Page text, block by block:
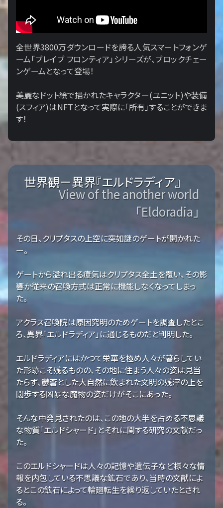
全世界3800万ダウンロードを誇る人気スマートフォンゲ
ーム「ブレイブ フロンティア」シリーズが、ブロックチェー
ンゲームとなって登場！
美麗なドット絵で描かれたキャラクター(ユニット)や装備
(スフィア)はNFTとなって実際に「所有」することができま
す！
世界観－異界『エルドラディア』
View of the another world
「Eldoradia」
その日、クリプタスの上空に突如謎のゲートが開かれた
ー。
ゲートから溢れ出る瘴気はクリプタス全土を覆い、その影
響か従来の召喚方式は正常に機能しなくなってしまっ
た。
アクラス召喚院は原因究明のためゲートを調査したとこ
ろ、異界「エルドラディア」に通じるものだと判明した。
エルドラディアにはかつて栄華を極め人々が暮らしてい
た形跡こそ残るものの、その地に住まう人々の姿は見当
たらず、鬱蒼とした大自然に飲まれた文明の残滓の上を
闊歩する凶暴な魔物の姿だけがそこにあった。
そんな中発見されたのは、この地の大半を占める不思議
な物質「エルドシャード」とそれに関する研究の文献だっ
た。
このエルドシャードは人々の記憶や遺伝子など様々な情
報を内包している不思議な鉱石であり、当時の文献によ
るとこの鉱石によって輪廻転生を繰り返していたとされ
る。